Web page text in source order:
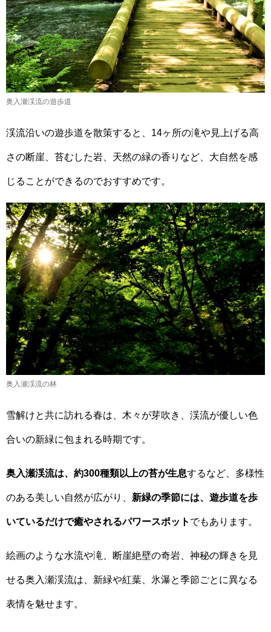
奥入瀬渓流の遊歩道
渓流沿いの遊歩道を散策すると、14ヶ所の滝や見上げる高
さの断崖、苔むした岩、天然の緑の香りなど、大自然を感
じることができるのでおすすめです。
奥入瀬渓流の林
雪解けと共に訪れる春は、木々が芽吹き、渓流が優しい色
合いの新緑に包まれる時期です。
奥入瀬渓流は、約300種類以上の苔が生息するなど、多様性
のある美しい自然が広がり、 新緑の季節には、遊歩道を歩
いているだけで癒やされるパワースポット でもあります。
絵画のような水流や滝、断崖絶壁の奇岩、神秘の輝きを見
せる奥入瀬渓流は、新緑や紅葉、氷瀑と季節ごとに異なる
表情を魅せます。